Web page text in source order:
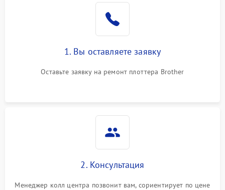
1. Вы оставляете заявку
Оставьте заявку на ремонт плоттера Brother
2. Консультация
Менеджер колл центра позвонит вам, сориентирует по цене